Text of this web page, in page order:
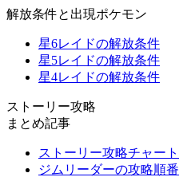
解放条件と出現ポケモン
星6レイドの解放条件
星5レイドの解放条件
星4レイドの解放条件
ストーリー攻略
まとめ記事
ストーリー攻略チャート
ジムリーダーの攻略順番